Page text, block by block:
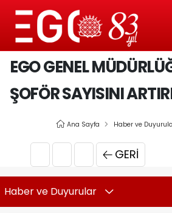
EGO GENEL
ŞOFÖR SAYISINI
Ana Sayfa Haber ve
GERI
Haber ve Duyurular